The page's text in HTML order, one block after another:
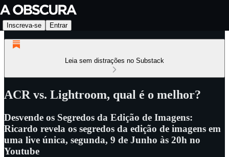
Inscreva-se Entrar
Leia sem distrações no Substack
ACR vs. Lightroom, qual é o melhor?
Desvende os Segredos da Edição de Imagens:
Ricardo revela os segredos da edição de imagens em
uma live única, segunda, 9 de Junho às 20h no
Youtube